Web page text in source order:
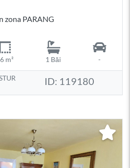
zona PARANG
m² 1 Băi -
ID: 119180